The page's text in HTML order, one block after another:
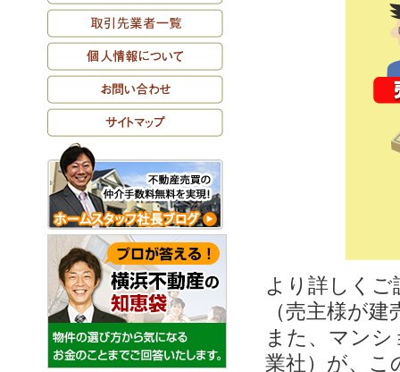
より詳しく
（売主様が
また、マン
業社）が、こ